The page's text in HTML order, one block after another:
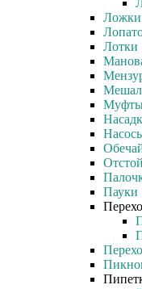
Ложки
Лотки
Пауки